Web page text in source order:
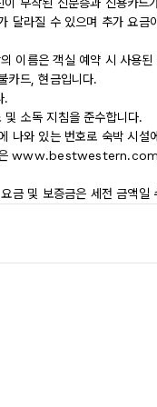
달라질 수 있으며 추가 요금
이름은 객실 예약 시 사용
카드, 현금입니다.
.
소독 지침을 준수합니다.
나와 있는 번호로 숙박 시설
은
금 및 보증금은 세전 금액일